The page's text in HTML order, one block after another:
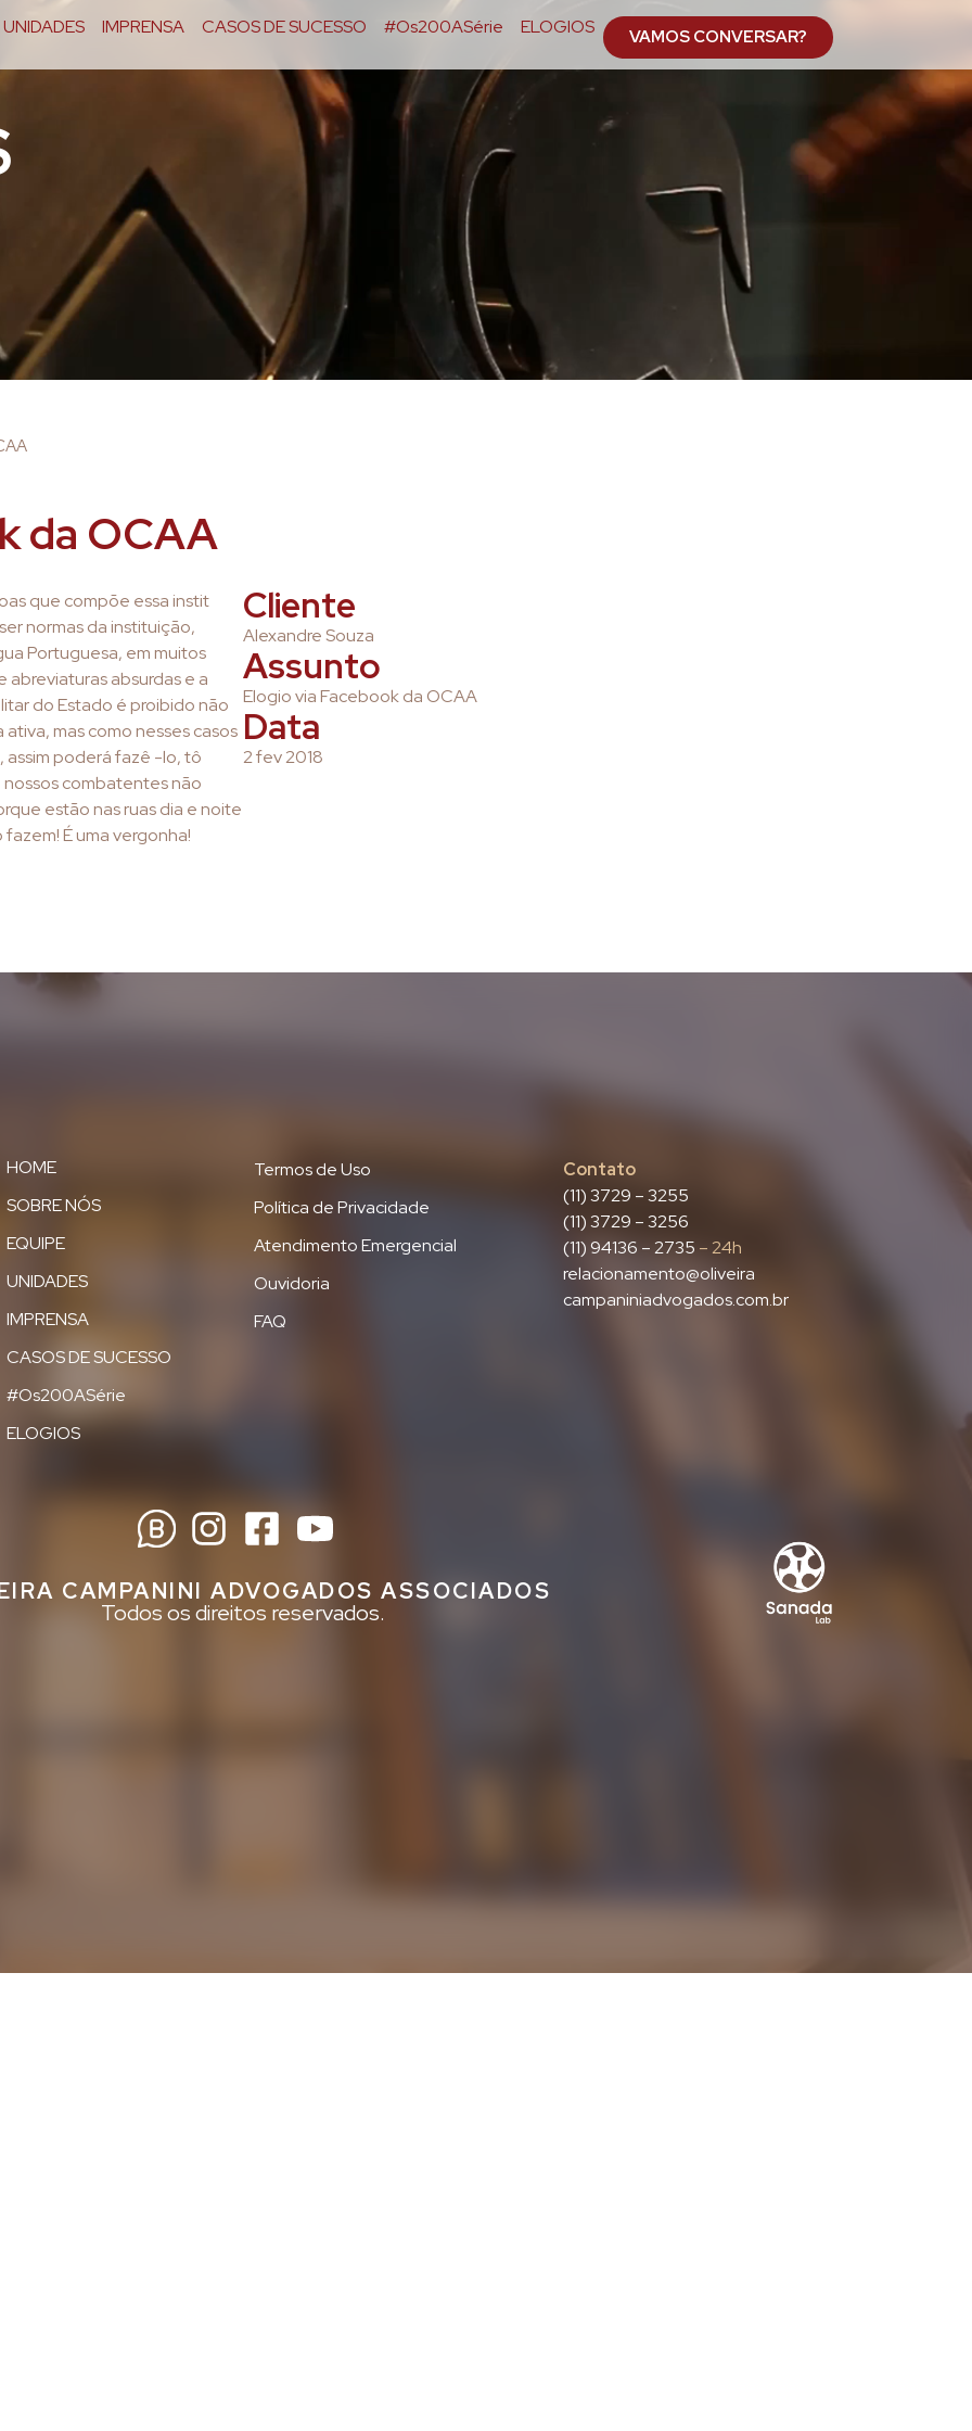
UNIDADES IMPRENSA CASOS DE SUCESSO #Os200ASérie ELOGIOS VAMOS CONVERSAR?
da OCAA
que compõe essa instit
normas da instituição,
Portuguesa, em muitos
absurdas e a
do Estado é proibido não
mas como nesses casos
assim poderá fazê -lo, tô
combatentes não
estão nas ruas dia e noite
É uma vergonha!
Cliente
Alexandre Souza
Assunto
Elogio via Facebook da OCAA
Data
2 fev 2018
HOME
SOBRE NÓS
EQUIPE
UNIDADES
IMPRENSA
CASOS DE SUCESSO
#Os200ASérie
ELOGIOS
Termos de Uso
Política de Privacidade
Atendimento Emergencial
Ouvidoria
FAQ
Contato
(11) 3729 – 3255
(11) 3729 – 3256
(11) 94136 – 2735 – 24h
relacionamento@oliveira
campaniniadvogados.com.br
CAMPANINI ADVOGADOS ASSOCIADOS
Todos os direitos reservados.